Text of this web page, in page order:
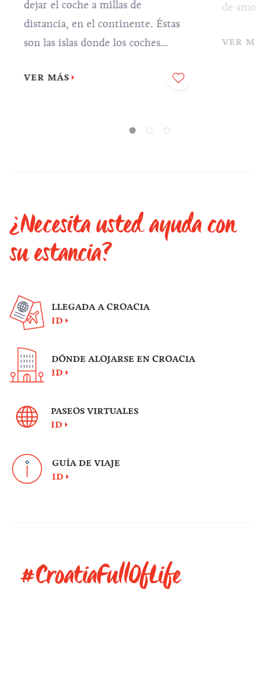
dejar el coche a millas de
distancia, en el continente. Éstas
son las islas donde los coches
grata.
VER MÁS
de amor. Sus
las
VER
¿Necesita usted ayuda con
su estancia?
LLEGADA A CROACIA
ID
DÓNDE ALOJARSE EN CROACIA
ID
PASEOS VIRTUALES
ID
GUÍA DE VIAJE
ID
#CroatiaFullOfLife